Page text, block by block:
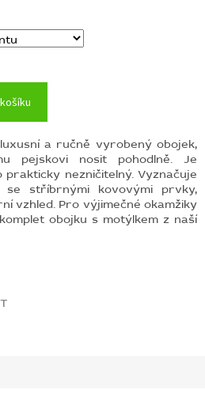
a ručně vyrobený obojek,
pejskovi nosit pohodlně. Je
nezničitelný. Vyznačuje
se stříbrnými kovovými prvky,
vzhled. Pro výjimečné okamžiky
obojku s motýlkem z naší